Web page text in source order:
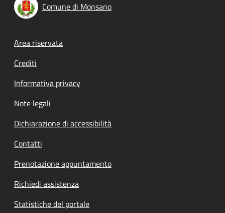
Comune di Monsano
Footer menu
Area riservata
Crediti
Informativa privacy
Note legali
Dichiarazione di accessibilità
Contatti
Prenotazione appuntamento
Richiedi assistenza
Statistiche del portale